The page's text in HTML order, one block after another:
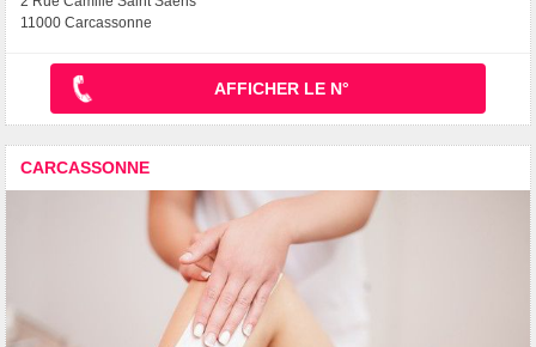
11000 Carcassonne
AFFICHER LE N°
CARCASSONNE